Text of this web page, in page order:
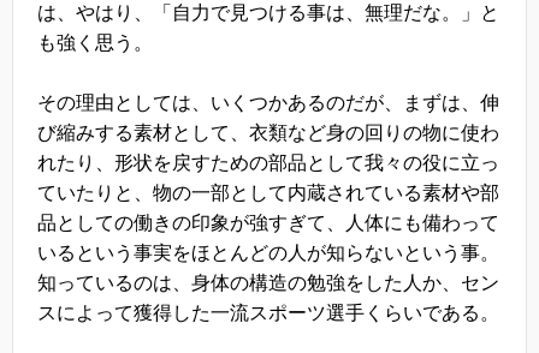
は、やはり、「自力で見つける事は、無理だな。」と
も強く思う。
その理由としては、いくつかあるのだが、まずは、伸
び縮みする素材として、衣類など身の回りの物に使わ
れたり、形状を戻すための部品として我々の役に立っ
ていたりと、物の一部として内蔵されている素材や部
品としての働きの印象が強すぎて、人体にも備わって
いるという事実をほとんどの人が知らないという事。
知っているのは、身体の構造の勉強をした人か、セン
スによって獲得した一流スポーツ選手くらいである。